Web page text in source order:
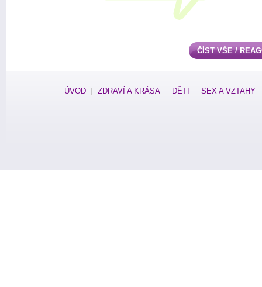
ČÍST VŠE /
ÚVOD ZDRAVÍ A KRÁSA DĚTI SEX A VZTAHY